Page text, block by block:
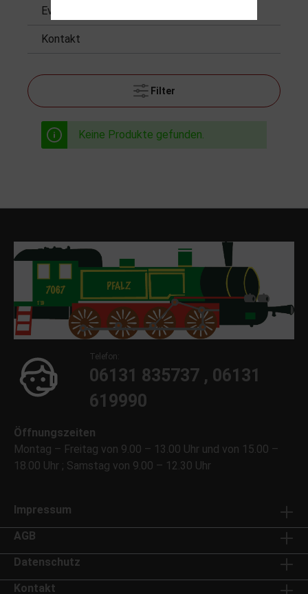
Events
Kontakt
Filter
Keine Produkte gefunden.
Telefon:
06131 835737 , 06131
619990
Öffnungszeiten
Montag – Freitag von 9.00 – 13.00 Uhr und von 15.00 –
18.00 Uhr ; Samstag von 9.00 – 12.30 Uhr
Impressum
AGB
Datenschutz
Kontakt